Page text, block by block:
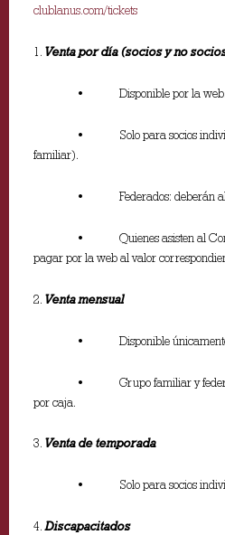
clublanus.com/tickets
1.Venta por día (socios y no
• Disponible por la web.
• Solo para socios
familiar).
• Federados: deberán
• Quienes asisten al
pagar por la web al valor
2.Venta mensual
• Disponible únicamente
• Grupo familiar y
por caja.
3.Venta de temporada
• Solo para socios
4.Discapacitados